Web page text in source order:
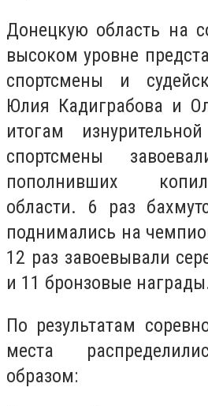
Донецкую область на
высоком уровне
спортсмены и
Юлия Кадиграбова и
итогам
спортсмены
пополнивших
области. 6 раз
поднимались на
12 раз завоевывали
и 11 бронзовые
По результатам
места
образом: